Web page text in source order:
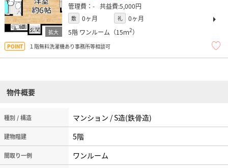
- 5,000円
敷 0ヶ月 礼
0ヶ月
5階 ワンルーム（15ｍ2）
１階無料洗濯機あり事務所等相談可
物件概要
種別 / 構造 マンション / S造(鉄骨造)
建物階建 5階
間取り一例 ワンルーム